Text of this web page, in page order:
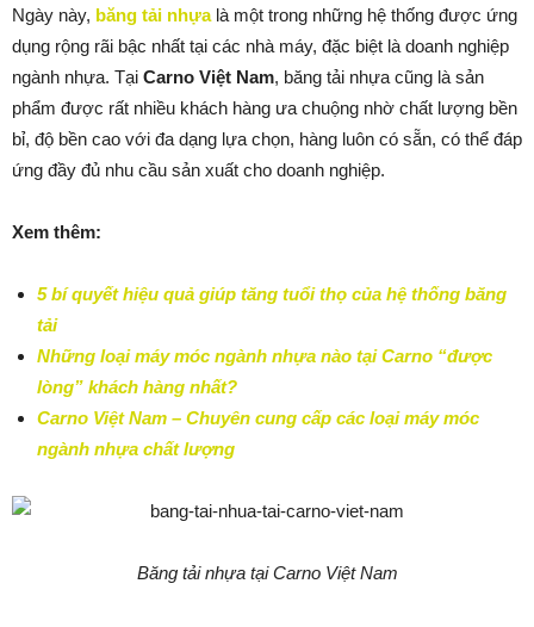
Ngày này, băng tải nhựalà một trong những hệ thống được ứng
dụng rộng rãi bậc nhất tại các nhà máy, đặc biệt là doanh nghiệp
ngành nhựa. Tại Carno Việt Nam, băng tải nhựa cũng là sản
phẩm được rất nhiều khách hàng ưa chuộng nhờ chất lượng bền
bỉ, độ bền cao với đa dạng lựa chọn, hàng luôn có sẵn, có thể đáp
ứng đầy đủ nhu cầu sản xuất cho doanh nghiệp.
Xem thêm:
5 bí quyết hiệu quả giúp tăng tuổi thọ của hệ thống băng
tải
Những loại máy móc ngành nhựa nào tại Carno “được
lòng” khách hàng nhất?
Carno Việt Nam – Chuyên cung cấp các loại máy móc
ngành nhựa chất lượng
Băng tải nhựa tại Carno Việt Nam